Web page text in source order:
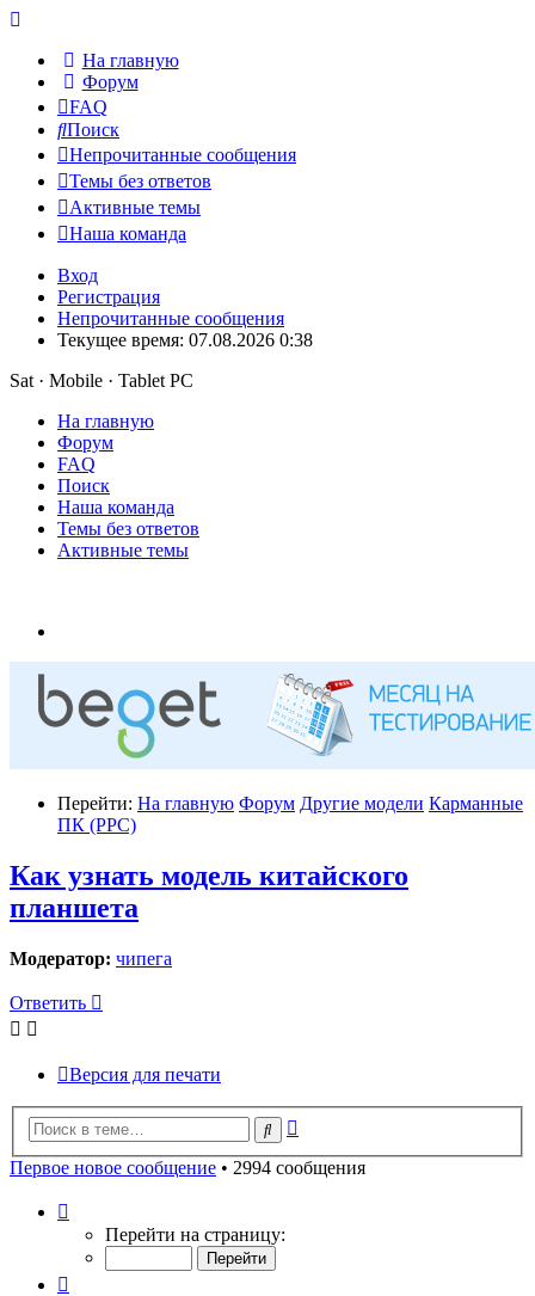
На главную
Форум
FAQ
Поиск
Непрочитанные сообщения
Темы без ответов
Активные темы
Наша команда
Вход
Регистрация
Непрочитанные сообщения
Текущее время: 07.08.2026 0:38
Sat · Mobile · Tablet PC
На главную
Форум
FAQ
Поиск
Наша команда
Темы без ответов
Активные темы
Перейти: На главную Форум Другие модели Карманные
ПК (PPC)
Как узнать модель китайского
планшета
Модератор: чипега
Ответить
Версия для печати
Поиск
Первое новое сообщение • 2994 сообщения
300 Перейти на страницу: